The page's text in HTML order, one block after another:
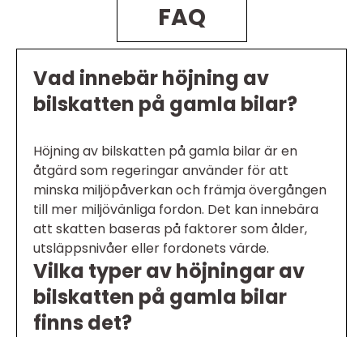
FAQ
Vad innebär höjning av
bilskatten på gamla bilar?
Höjning av bilskatten på gamla bilar är en
åtgärd som regeringar använder för att
minska miljöpåverkan och främja övergången
till mer miljövänliga fordon. Det kan innebära
att skatten baseras på faktorer som ålder,
utsläppsnivåer eller fordonets värde.
Vilka typer av höjningar av
bilskatten på gamla bilar
finns det?